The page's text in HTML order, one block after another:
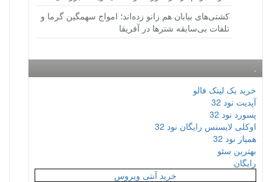
کشتی‌های بیابان هم زانو زده‌اند؛ امواج سهمگین گرما و
تلفات بی‌سابقه شترها در آفریقا
.
خرید بک لینک فالو
آپدیت نود 32
پسورد نود 32
اوکلی لایسنس رایگان نود 32
همیار نود 32
بهترین سئو
رایگان
خرید آنتی ویروس